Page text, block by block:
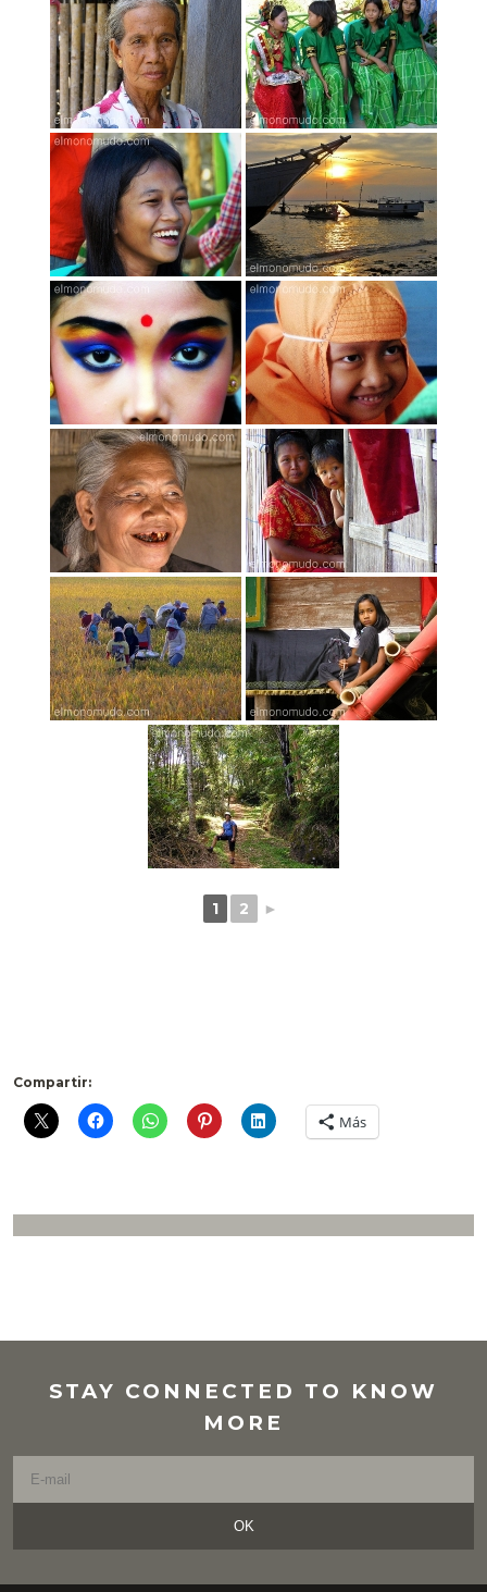
1 2 ►
Compartir:
Más
STAY CONNECTED TO KNOW
MORE
OK